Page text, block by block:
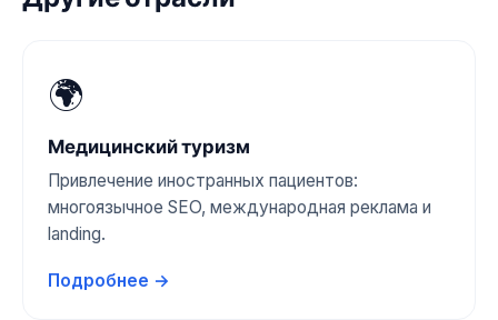
🌍
Медицинский туризм
Привлечение иностранных пациентов:
многоязычное SEO, международная реклама и
landing.
Подробнее →